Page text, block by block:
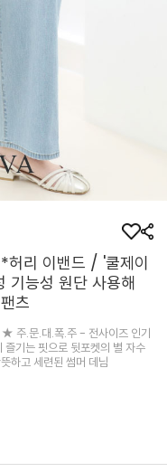
허리 이밴드 / '쿨제이
능성 원단 사용해
츠
주.문.대.폭.주 - 전사이즈 인기
기는 핏으로 뒷포켓의 별 자수
하고 세련된 썸머 데님